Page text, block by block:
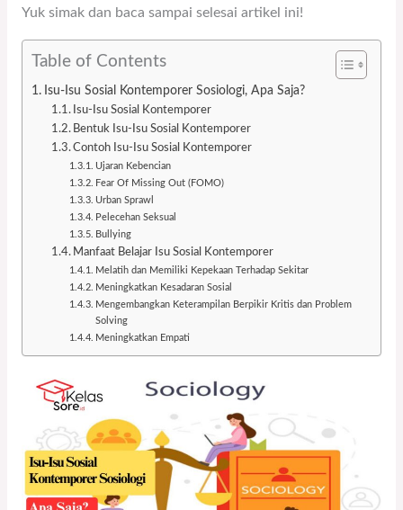
Yuk simak dan baca sampai selesai artikel ini!
Table of Contents
Isu-Isu Sosial Kontemporer Sosiologi, Apa Saja?
Isu-Isu Sosial Kontemporer
Bentuk Isu-Isu Sosial Kontemporer
Contoh Isu-Isu Sosial Kontemporer
Ujaran Kebencian
Fear Of Missing Out (FOMO)
Urban Sprawl
Pelecehan Seksual
Bullying
Manfaat Belajar Isu Sosial Kontemporer
Melatih dan Memiliki Kepekaan Terhadap Sekitar
Meningkatkan Kesadaran Sosial
Mengembangkan Keterampilan Berpikir Kritis dan Problem
Solving
Meningkatkan Empati